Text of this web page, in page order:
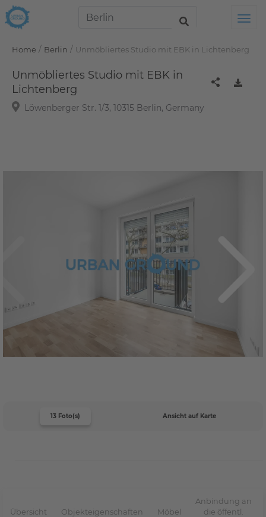
Home / Berlin / Unmöbliertes Studio mit EBK in Lichtenberg
Unmöbliertes Studio mit EBK in
Lichtenberg
Löwenberger Str. 1/3, 10315 Berlin, Germany
13 Foto(s) Ansicht auf Karte
Übersicht Objekteigenschaften Möbel
Anbindung an
die öffentl.